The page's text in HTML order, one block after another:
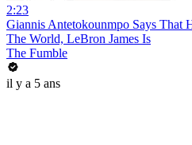
2:23
Giannis Antetokounmpo Says That
The World, LeBron James Is
The Fumble
il y a 5 ans